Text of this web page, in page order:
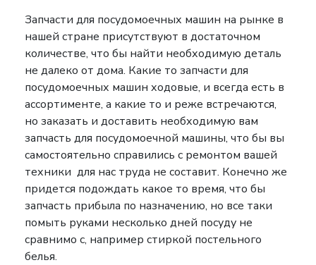
Запчасти для посудомоечных машин на рынке в
нашей стране присутствуют в достаточном
количестве, что бы найти необходимую деталь
не далеко от дома. Какие то запчасти для
посудомоечных машин ходовые, и всегда есть в
ассортименте, а какие то и реже встречаются,
но заказать и доставить необходимую вам
запчасть для посудомоечной машины, что бы вы
самостоятельно справились с ремонтом вашей
техники для нас труда не составит. Конечно же
придется подождать какое то время, что бы
запчасть прибыла по назначению, но все таки
помыть руками несколько дней посуду не
сравнимо с, например стиркой постельного
белья.